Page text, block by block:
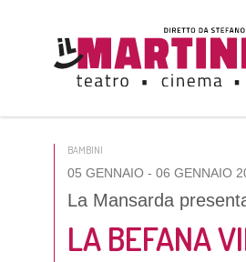
BAMBINI
05 GENNAIO- 06 GENNAIO
La Mansarda
LA BEFANA